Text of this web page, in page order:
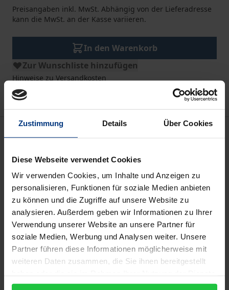
Zustimmung Details Über Cookies
Diese Webseite verwendet Cookies
Wir verwenden Cookies, um Inhalte und Anzeigen zu
personalisieren, Funktionen für soziale Medien anbieten
zu können und die Zugriffe auf unsere Website zu
analysieren. Außerdem geben wir Informationen zu Ihrer
Verwendung unserer Website an unsere Partner für
soziale Medien, Werbung und Analysen weiter. Unsere
Partner führen diese Informationen möglicherweise mit
weiteren Daten zusammen, die Sie ihnen bereitgestellt
gesammelt haben.
Preisangaben inkl. MwSt. Abhängig von der Lieferadresse
kann die MwSt. an der Kasse variieren.
In den Warenkorb
Zur Wunschliste hinzufügen
Hinweise zu Versandkosten
Beschreibung
Die Schlussparagraphen (§§ 84-91) von Kants Kritik
der Urteilskraft standen lange Zeit nicht im Fokus
philosophischer Aufmerksamkeit, wiewohl sie mit
der Frage der (Sonder-)Stellung des Menschen in
der Natur sowie den Perspektiven einer
philosophischen Gotteslehre ebenso fundamentale
wie umstrittene denkerische Motive thematisieren.
Der vorliegende Band - Rudolf Langthaler zum 60.